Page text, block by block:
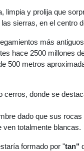
limpia y prolija que
sierras, en el centro
más
hace 2500 millones
500 metros
cerros, donde se
dado que sus
ven totalmente blancas.
formado por "tan"